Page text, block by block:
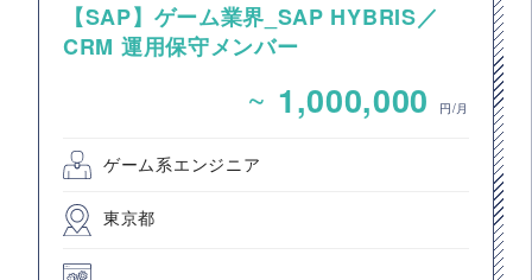
【SAP】ゲーム業界_SAP HYBRIS／
CRM 運用保守メンバー
~ 1,000,000 円/月
ゲーム系エンジニア
東京都